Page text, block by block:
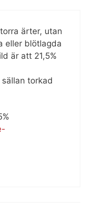
ärter, utan
eller blötlagda
är att 21,5%
torkad